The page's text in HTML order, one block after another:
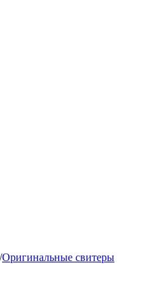
/Оригинальные свитеры